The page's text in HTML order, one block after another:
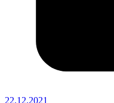
22.12.2021